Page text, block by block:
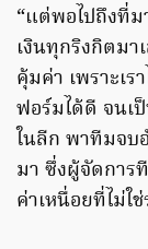
“แต่พอไปถึงที่ม
เงินทุกริงกิตมา
คุ้มค่า เพราะเ
ฟอร์มได้ดี จนเ
ในลีก พาทีมจบ
มา ซึ่งผู้จัดการ
ค่าเหนื่อยที่ไม่ใ